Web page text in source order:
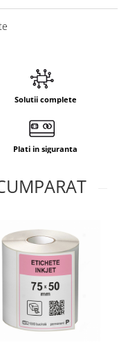
Solutii complete
Plati in siguranta